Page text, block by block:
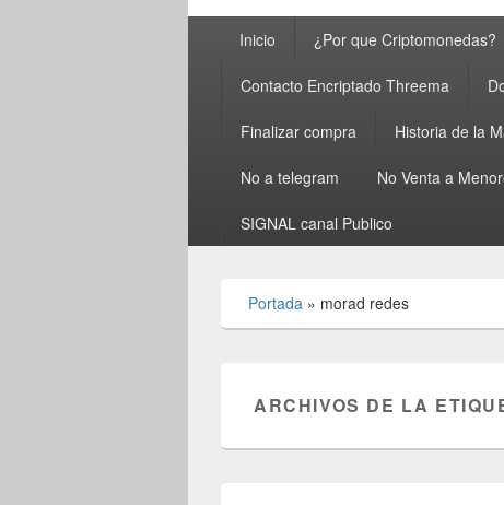
principalInicio ¿Por que Criptomonedas?
Contacto Encriptado Threema
Finalizar compra Historia de la
No a telegram No Venta a
SIGNAL canal Publico
Portada » morad redes
ARCHIVOS DE LA